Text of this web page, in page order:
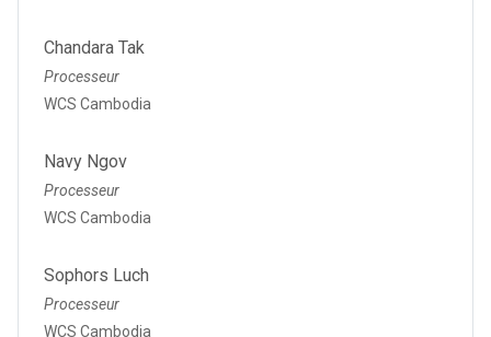
Chandara Tak
Processeur
WCS Cambodia
Navy Ngov
Processeur
WCS Cambodia
Sophors Luch
Processeur
WCS Cambodia